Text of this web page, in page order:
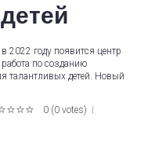
2022 году появится центр
по созданию
талантливых детей. Новый
0 (0 votes)